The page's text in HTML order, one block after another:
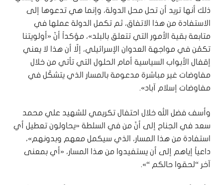
ذلك أنها تريد أن تحل محل الدولة، وإنما هي تدعوها إلى
الاستفادة من هذا الاتفاق، ثم تكمل الدولة عملها في
متابعة بقية الأمور التي تتعلق بالبلد»، مؤكداً أنّ «أولويتنا
تكمُن في مواجهة العدوان الإسرائيلي، إلّا أن هذا لا يعني
إقفال الأبواب السياسية أمام الحلول التي تأتي من خلال
مفاوضات غير مباشرة مدعومة بالمسار الذي يتشكّل في
مفاوضات إسلام آباد».
وأسف فضل الله خلال احتفال تكريمي للشهيد علي محمد
سعد في الجناح إلى أنّ من في السلطة «يحاولون تعطيل أي
استفادة من هذا المسار، الذي سيكمل معهم وبدونهم»،
داعياً إياهم إلى أن يستفيدوا من هذا المسار، «أي بمعنى
آخر “لحقوا حالكم “».